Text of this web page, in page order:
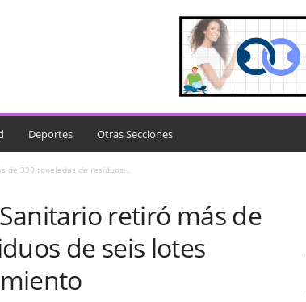
Deportes Otras Secciones
de 330 toneladas de residuos...
retiró más de
de seis lotes